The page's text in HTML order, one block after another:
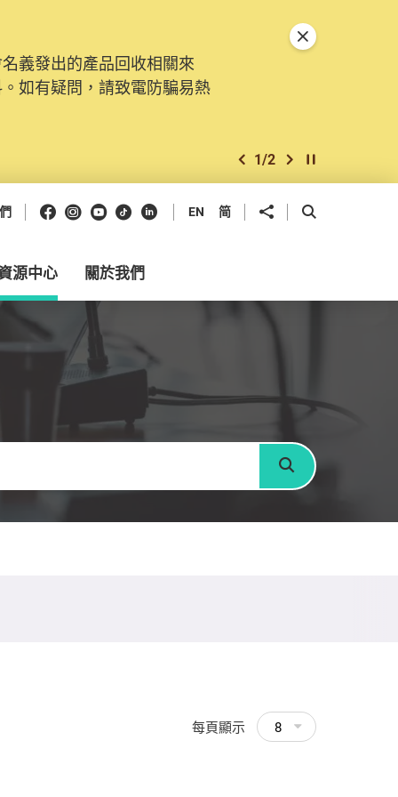
義發出的產品回收相關來
如有疑問，請致電防騙易熱
上一個
1/2 下一個開始/暫停幻燈
關閉特別通告
Facebook
Instagram
Youtube
抖音領英 EN 简 分享到 開啟搜尋框
源中心 關於我們
搜尋
每頁顯示 8